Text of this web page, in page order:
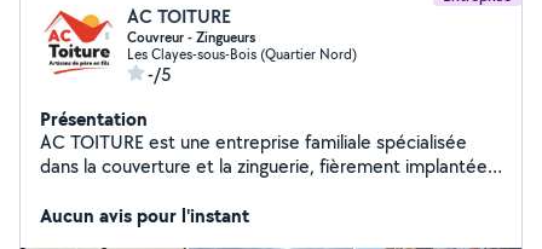
AC TOITURE
Couvreur - Zingueurs
Les Clayes-sous-Bois (Quartier Nord)
-/5
Présentation
AC TOITURE est une entreprise familiale spécialisée
dans la couverture et la zinguerie, fièrement implantée
père en fils nous permet de proposer des solutions de
Aucun avis pour l'instant